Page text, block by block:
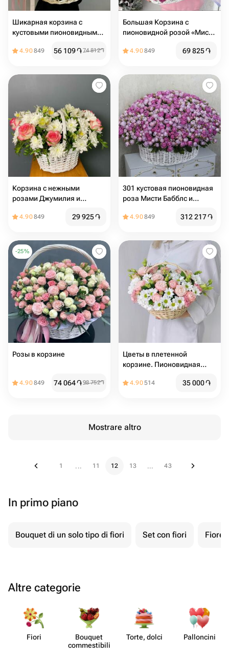
Шикарная корзина с
кустовыми пионовидными
ароматным эвкалиптом
4.90849 56 109֏74 812֏
Большая Корзина с
пионовидной розой «Мисти
4.90849 69 825֏
Корзина с нежными
розами Джумилия и
4.90849 29 925֏
301 кустовая пионовидная
роза Мисти Бабблс и
корзине
4.90849 312 217֏
-25%
Розы в корзине
4.90849 74 064֏98 752֏
Цветы в плетенной
корзине. Пионовидная
бомбастик и хризантема
4.90514 35 000֏
Mostrare altro
1 ... 11 12 13 ... 43
In primo piano
Bouquet di un solo tipo di fiori Set con fiori Fiore
Altre categorie
Fiori
Bouquet
commes​tibili
Torte, dolci Pall​oncini